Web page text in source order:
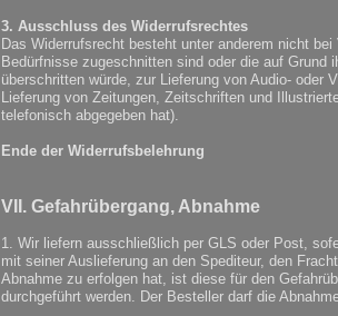
3. Ausschluss des Widerrufsrechtes
Das Widerrufsrecht besteht unter anderem nicht
Bedürfnisse zugeschnitten sind oder die auf Grund
überschritten würde, zur Lieferung von Audio- oder
Lieferung von Zeitungen, Zeitschriften und
telefonisch abgegeben hat).
Ende der Widerrufsbelehrung
VII. Gefahrübergang, Abnahme
1. Wir liefern ausschließlich per GLS oder Post,
mit seiner Auslieferung an den Spediteur, den
Abnahme zu erfolgen hat, ist diese für den
durchgeführt werden. Der Besteller darf die